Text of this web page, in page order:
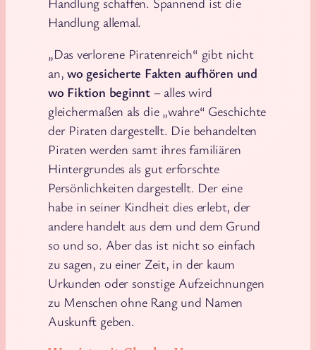
Handlung allemal.
„Das verlorene Piratenreich“ gibt nicht
an,wo gesicherte Fakten aufhören und
wo Fiktion beginnt – alles wird
gleichermaßen als die „wahre“ Geschichte
der Piraten dargestellt. Die behandelten
Piraten werden samt ihres familiären
Hintergrundes als gut erforschte
Persönlichkeiten dargestellt. Der eine
habe in seiner Kindheit dies erlebt, der
andere handelt aus dem und dem Grund
so und so. Aber das ist nicht so einfach
zu sagen, zu einer Zeit, in der kaum
Urkunden oder sonstige Aufzeichnungen
zu Menschen ohne Rang und Namen
Auskunft geben.